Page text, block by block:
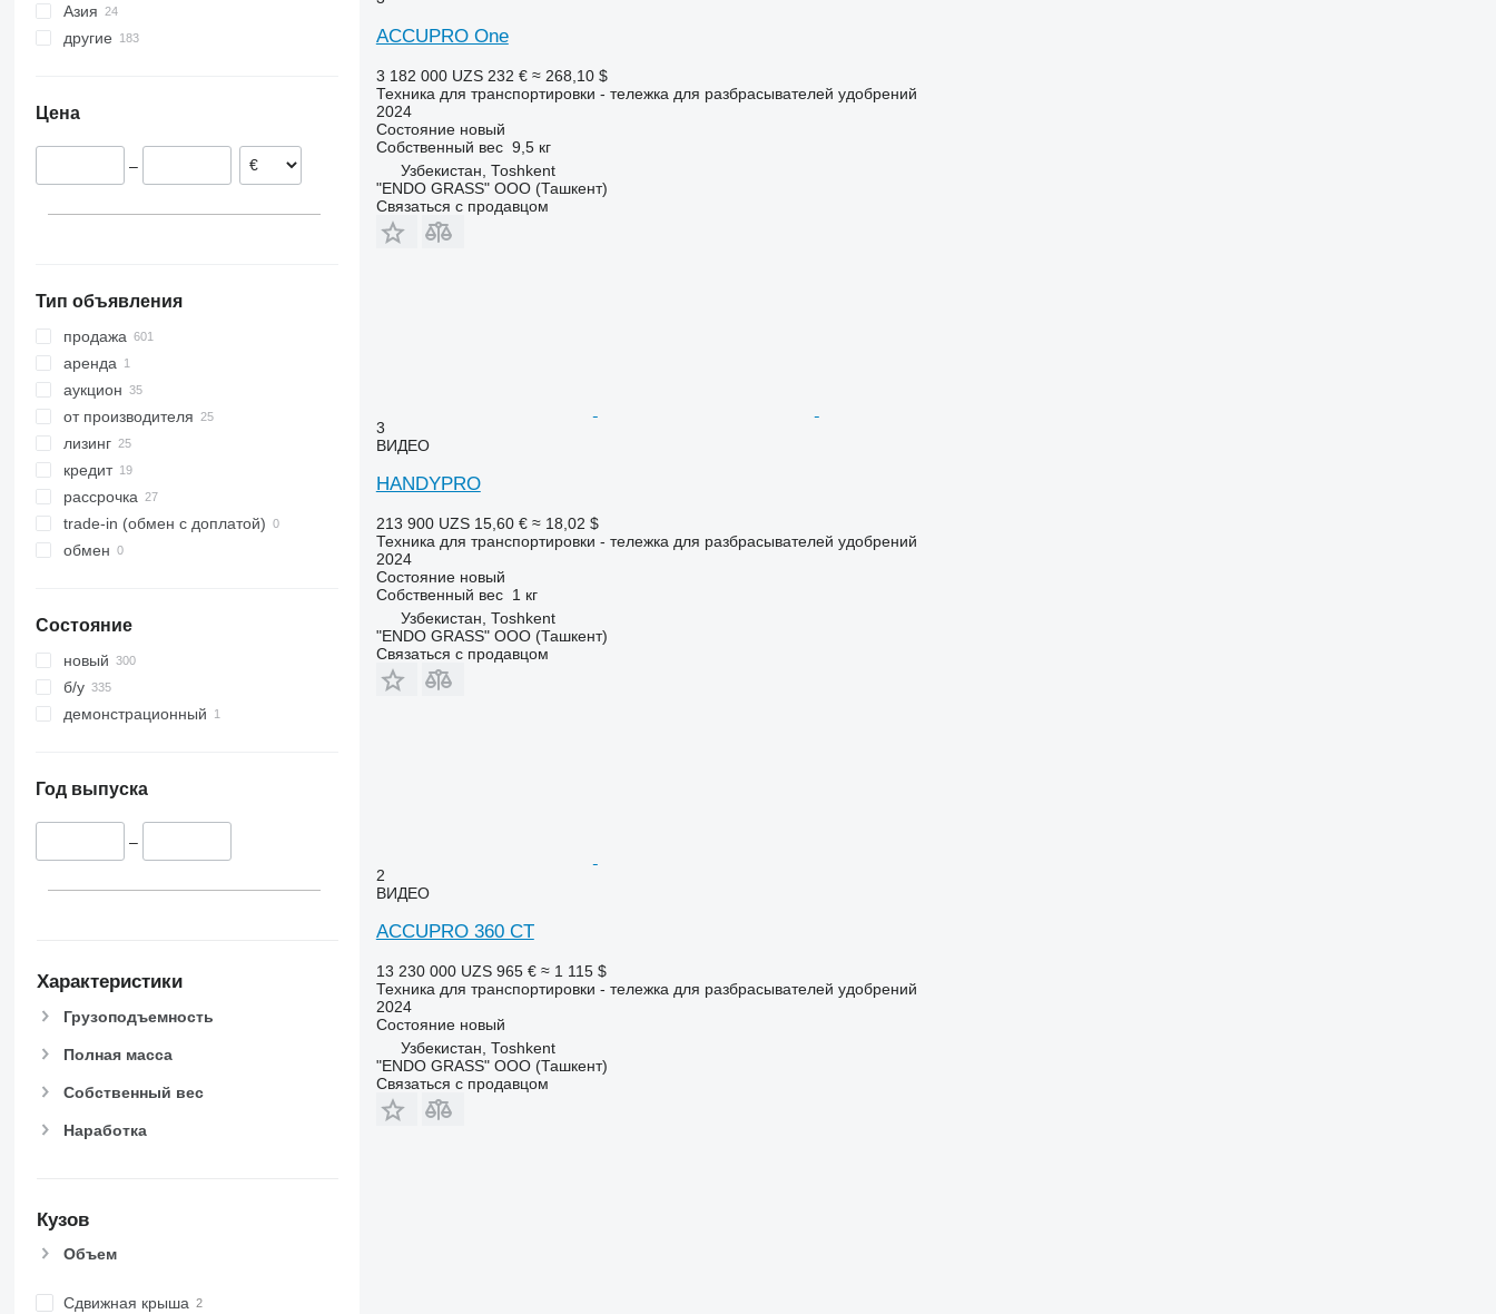
Германия
Польша
Швеция
Австрия
Азия
Турция
Китай
другие
Цена
–
Тип объявления
продажа
аренда
аукцион
от производителя
лизинг
кредит
рассрочка
trade-in (обмен с доплатой)
обмен
Состояние
новый
б/у
демонстрационный
Год выпуска
–
Характеристики
Грузоподъемность
Полная масса
Собственный вес
Наработка
Кузов
Объем
Сдвижная крыша
ACCUPRO One
3 182 000 UZS 232 € ≈ 268,10 $
Техника для транспортировки - тележка для разбрасывателей удобрений
2024
Состояниеновый
Собственный вес 9,5 кг
Узбекистан, Тоshkent
"ENDO GRASS" ООО (Ташкент)
Связаться с продавцом
3
ВИДЕО
HANDYPRO
213 900 UZS 15,60 € ≈ 18,02 $
Техника для транспортировки - тележка для разбрасывателей удобрений
2024
Состояниеновый
Собственный вес 1 кг
Узбекистан, Тоshkent
"ENDO GRASS" ООО (Ташкент)
Связаться с продавцом
2
ВИДЕО
ACCUPRO 360 CT
13 230 000 UZS 965 € ≈ 1 115 $
Техника для транспортировки - тележка для разбрасывателей удобрений
2024
Состояниеновый
Узбекистан, Тоshkent
"ENDO GRASS" ООО (Ташкент)
Связаться с продавцом